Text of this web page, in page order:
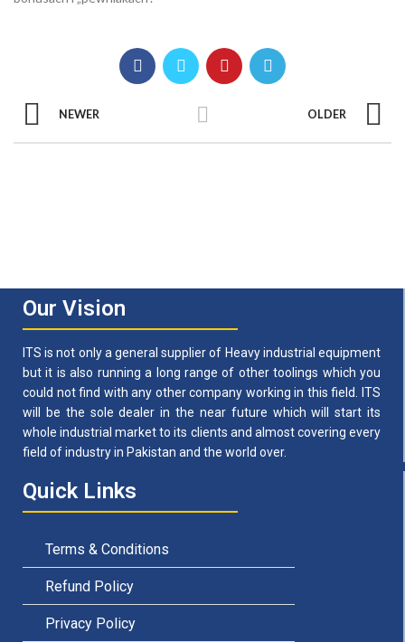
NEWER OLDER
Our Vision
ITS is not only a general supplier of Heavy industrial equipment
but it is also running a long range of other toolings which you
could not find with any other company working in this field. ITS
will be the sole dealer in the near future which will start its
whole industrial market to its clients and almost covering every
field of industry in Pakistan and the world over.
Quick Links
Terms & Conditions
Refund Policy
Privacy Policy